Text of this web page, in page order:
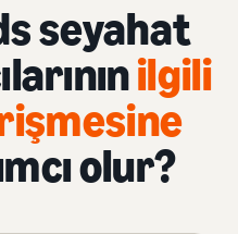
seyahat
ilgili
olur?